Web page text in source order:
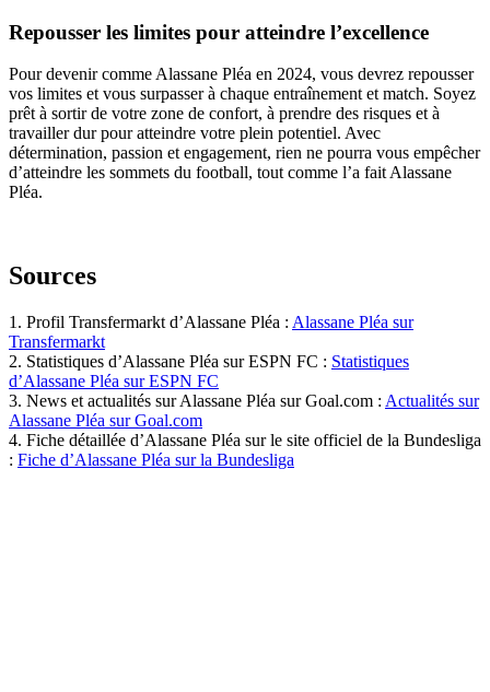
Repousser les limites pour atteindre l’excellence
Pour devenir comme Alassane Pléa en 2024, vous devrez repousser
vos limites et vous surpasser à chaque entraînement et match. Soyez
prêt à sortir de votre zone de confort, à prendre des risques et à
travailler dur pour atteindre votre plein potentiel. Avec
détermination, passion et engagement, rien ne pourra vous empêcher
d’atteindre les sommets du football, tout comme l’a fait Alassane
Pléa.
Sources
1. Profil Transfermarkt d’Alassane Pléa : Alassane Pléa sur
Transfermarkt
2. Statistiques d’Alassane Pléa sur ESPN FC : Statistiques
d’Alassane Pléa sur ESPN FC
3. News et actualités sur Alassane Pléa sur Goal.com : Actualités sur
Alassane Pléa sur Goal.com
4. Fiche détaillée d’Alassane Pléa sur le site officiel de la Bundesliga
: Fiche d’Alassane Pléa sur la Bundesliga